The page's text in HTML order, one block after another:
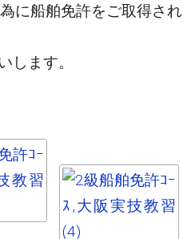
に船舶免許をご取得され
します。